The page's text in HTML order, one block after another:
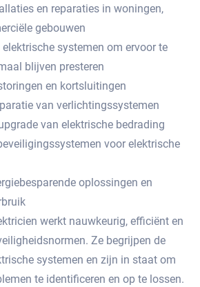
en reparaties in woningen,
gebouwen
systemen om ervoor te
blijven presteren
en kortsluitingen
van verlichtingssystemen
van elektrische bedrading
voor elektrische
oplossingen en
werkt nauwkeurig, efficiënt en
Ze begrijpen de
systemen en zijn in staat om
te identificeren en op te lossen.​